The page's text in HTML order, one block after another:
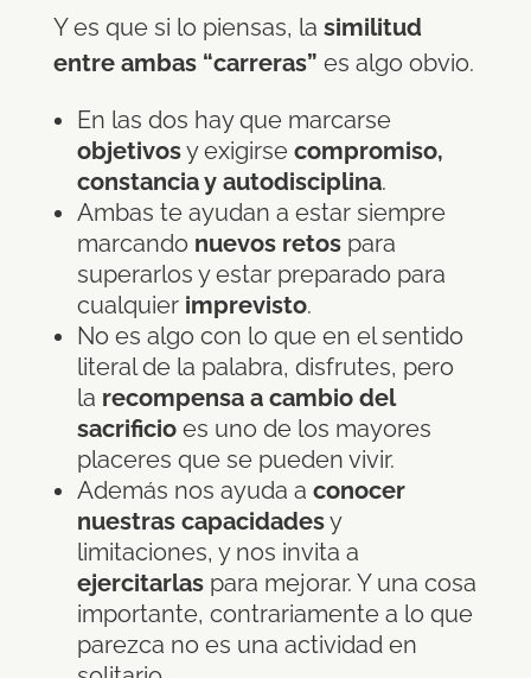
Y es que si lo piensas, la similitud
entre ambas “carreras” es algo obvio.
En las dos hay que marcarse
objetivosy exigirse compromiso,
constancia y autodisciplina.
Ambas te ayudan a estar siempre
marcando nuevos retospara
superarlos y estar preparado para
cualquier imprevisto.
No es algo con lo que en el sentido
literal de la palabra, disfrutes, pero
la recompensa a cambio del
sacrificioes uno de los mayores
placeres que se pueden vivir.
Además nos ayuda a conocer
nuestras capacidadesy
limitaciones, y nos invita a
ejercitarlaspara mejorar. Y una cosa
importante, contrariamente a lo que
parezca no es una actividad en